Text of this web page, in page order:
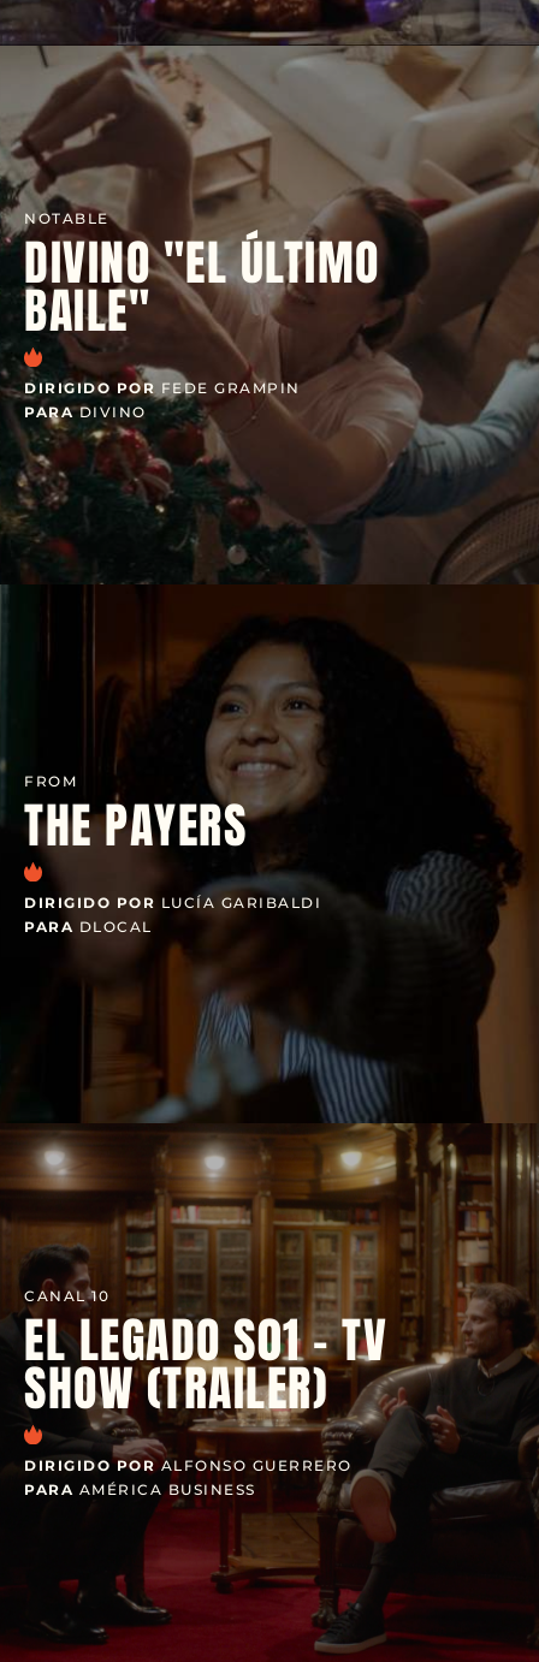
NOTABLE
DIVINO "EL ÚLTIMO
BAILE"
DIRIGIDO POR FEDE GRAMPIN
PARADIVINO
FROM
THE PAYERS
DIRIGIDO POR LUCÍA GARIBALDI
PARA DLOCAL
CANAL 10
EL LEGADO S01 - TV
SHOW (TRAILER)
DIRIGIDO PORALFONSO GUERRERO
PARA AMÉRICA BUSINESS